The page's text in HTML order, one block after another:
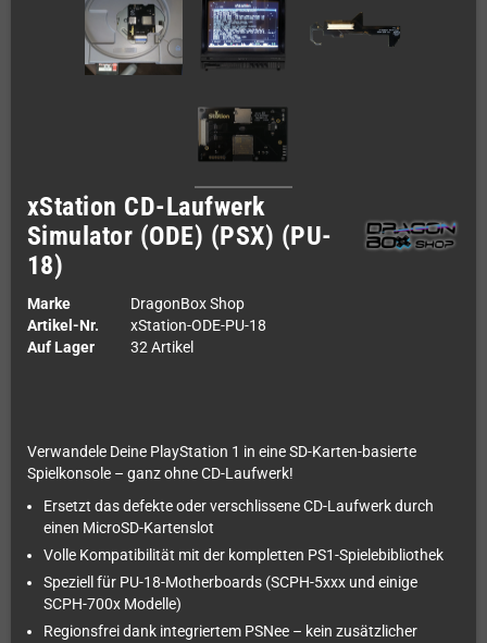
xStation CD-Laufwerk
Simulator (ODE) (PSX) (PU-
18)
Marke
DragonBox Shop
Artikel-Nr.
xStation-ODE-PU-18
Auf Lager
32 Artikel
Verwandele Deine PlayStation 1 in eine SD-Karten-basierte
Spielkonsole – ganz ohne CD-Laufwerk!
Ersetzt das defekte oder verschlissene CD-Laufwerk durch
einen MicroSD-Kartenslot
Volle Kompatibilität mit der kompletten PS1-Spielebibliothek
Speziell für PU-18-Motherboards (SCPH-5xxx und einige
SCPH-700x Modelle)
Regionsfrei dank integriertem PSNee – kein zusätzlicher